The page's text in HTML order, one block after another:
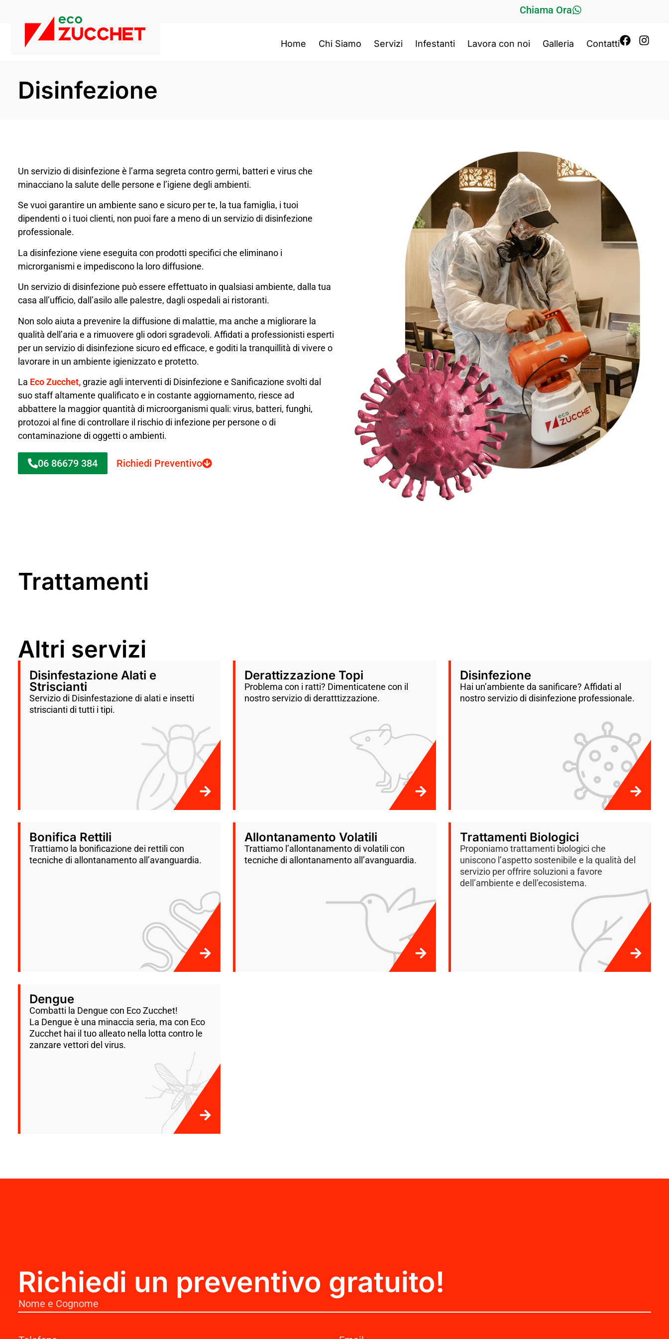
Chiama Ora
Home Chi Siamo Servizi Infestanti Lavora con noi Galleria Contatti
Disinfezione
Un servizio di disinfezione è l’arma segreta contro germi, batteri e virus che
minacciano la salute delle persone e l’igiene degli ambienti.
Se vuoi garantire un ambiente sano e sicuro per te, la tua famiglia, i tuoi
dipendenti o i tuoi clienti, non puoi fare a meno di un servizio di disinfezione
professionale.
La disinfezione viene eseguita con prodotti specifici che eliminano i
microrganismi e impediscono la loro diffusione.
Un servizio di disinfezione può essere effettuato in qualsiasi ambiente, dalla tua
casa all’ufficio, dall’asilo alle palestre, dagli ospedali ai ristoranti.
Non solo aiuta a prevenire la diffusione di malattie, ma anche a migliorare la
qualità dell’aria e a rimuovere gli odori sgradevoli. Affidati a professionisti esperti
per un servizio di disinfezione sicuro ed efficace, e goditi la tranquillità di vivere o
lavorare in un ambiente igienizzato e protetto.
La Eco Zucchet, grazie agli interventi di Disinfezione e Sanificazione svolti dal
suo staff altamente qualificato e in costante aggiornamento, riesce ad
abbattere la maggior quantità di microorganismi quali: virus, batteri, funghi,
protozoi al fine di controllare il rischio di infezione per persone o di
contaminazione di oggetti o ambienti.
06 86679 384 Richiedi Preventivo
Trattamenti
Altri servizi
Disinfestazione Alati e
Striscianti
Servizio di Disinfestazione di alati e insetti
striscianti di tutti i tipi.
Derattizzazione Topi
Problema con i ratti? Dimenticatene con il
nostro servizio di deratttizzazione.
Disinfezione
Hai un’ambiente da sanificare? Affidati al
nostro servizio di disinfezione professionale.
Bonifica Rettili
Trattiamo la bonificazione dei rettili con
tecniche di allontanamento all’avanguardia.
Allontanamento Volatili
Trattiamo l’allontanamento di volatili con
tecniche di allontanamento all’avanguardia.
Trattamenti Biologici
Proponiamo trattamenti biologici che
uniscono l’aspetto sostenibile e la qualità del
servizio per offrire soluzioni a favore
dell’ambiente e dell’ecosistema.
Dengue
Combatti la Dengue con Eco Zucchet!
La Dengue è una minaccia seria, ma con Eco
Zucchet hai il tuo alleato nella lotta contro le
zanzare vettori del virus.
Richiedi un preventivo gratuito!
Nome(Obbligatorio)
Telefono(Obbligatorio) Email(Obbligatorio)